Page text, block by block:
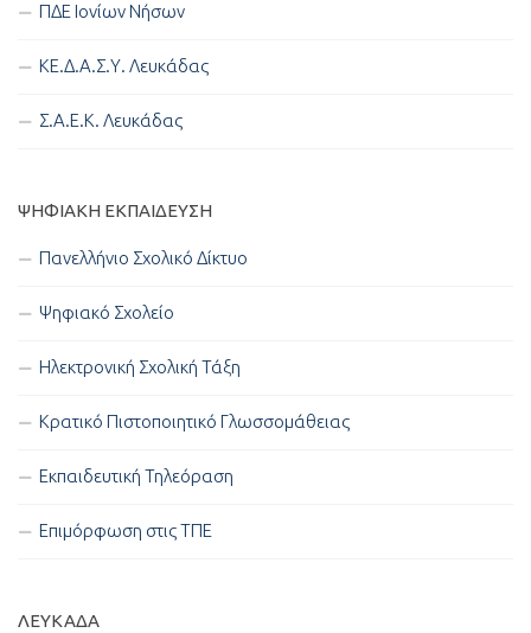
ΠΔΕ Ιονίων Νήσων
ΚΕ.Δ.Α.Σ.Υ. Λευκάδας
Σ.Α.Ε.Κ. Λευκάδας
ΨΗΦΙΑΚΉ ΕΚΠΑΊΔΕΥΣΗ
Πανελλήνιο Σχολικό Δίκτυο
Ψηφιακό Σχολείο
Ηλεκτρονική Σχολική Τάξη
Κρατικό Πιστοποιητικό Γλωσσομάθειας
Εκπαιδευτική Τηλεόραση
Επιμόρφωση στις ΤΠΕ
ΛΕΥΚΑΔΑ